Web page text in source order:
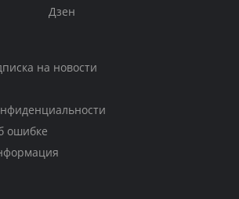
Дзен
на новости
ошибке